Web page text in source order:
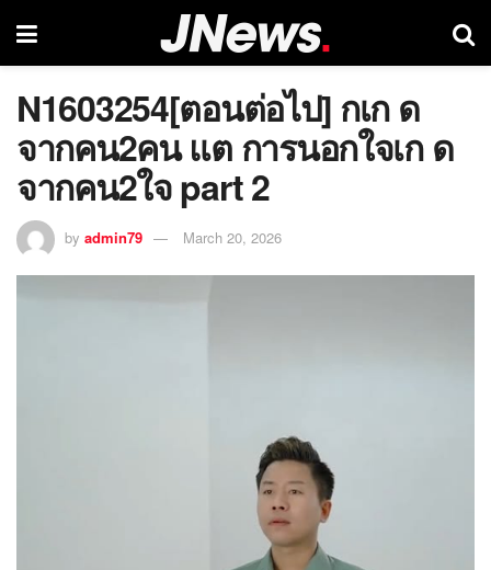
N1603254[ตอนต่อไป] กเก ด
จากคน2คน แต การนอกใจเก ด
จากคน2ใจ part 2
by admin79 March 20, 2026